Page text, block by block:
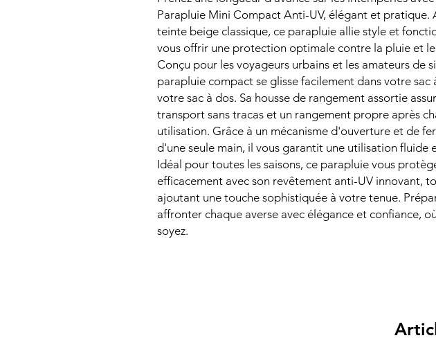
Parapluie Mini Compact Anti-UV, élégant et pratique.
teinte beige classique, ce parapluie allie style et
vous offrir une protection optimale contre la pluie et
Conçu pour les voyageurs urbains et les amateurs de
parapluie compact se glisse facilement dans votre sac
votre sac à dos. Sa housse de rangement assortie
transport sans tracas et un rangement propre après
utilisation. Grâce à un mécanisme d'ouverture et de
d'une seule main, il vous garantit une utilisation fluide
Idéal pour toutes les saisons, ce parapluie vous
efficacement avec son revêtement anti-UV innovant,
ajoutant une touche sophistiquée à votre tenue.
affronter chaque averse avec élégance et confiance,
soyez.